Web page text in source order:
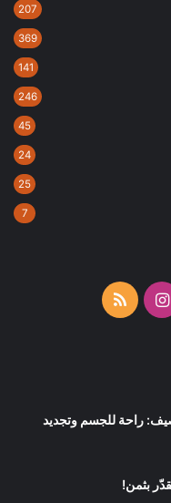
207
369
141
246
45
24
25
7
انستقرامملخص
راحة للجسم وتجديد
بثمن!